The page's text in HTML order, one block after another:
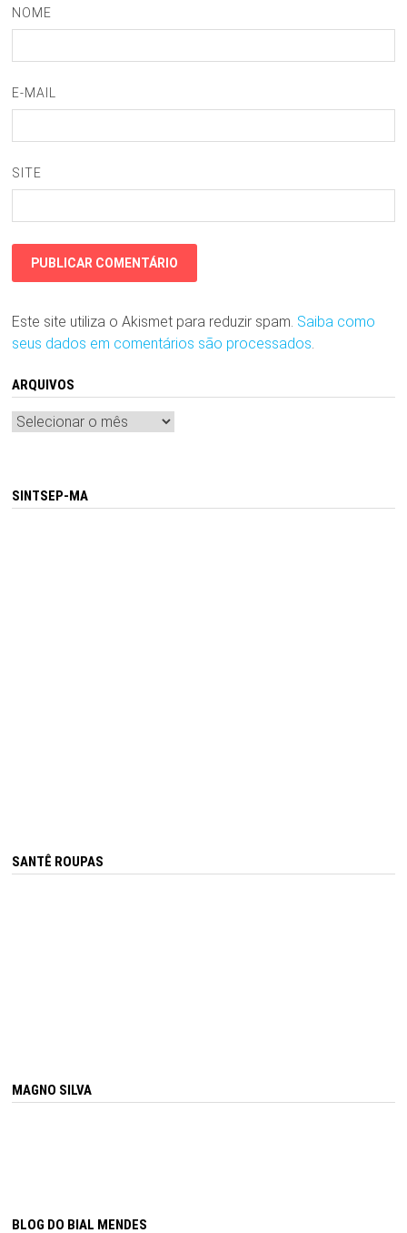
NOME
E-MAIL
SITE
Este site utiliza o Akismet para reduzir spam. Saiba como
seus dados em comentários são processados.
ARQUIVOS
Arquivos
SINTSEP-MA
SANTÊ ROUPAS
MAGNO SILVA
BLOG DO BIAL MENDES